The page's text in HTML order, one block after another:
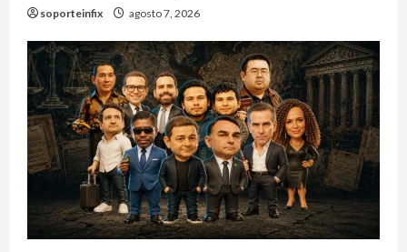
soporteinfix agosto 7, 2026